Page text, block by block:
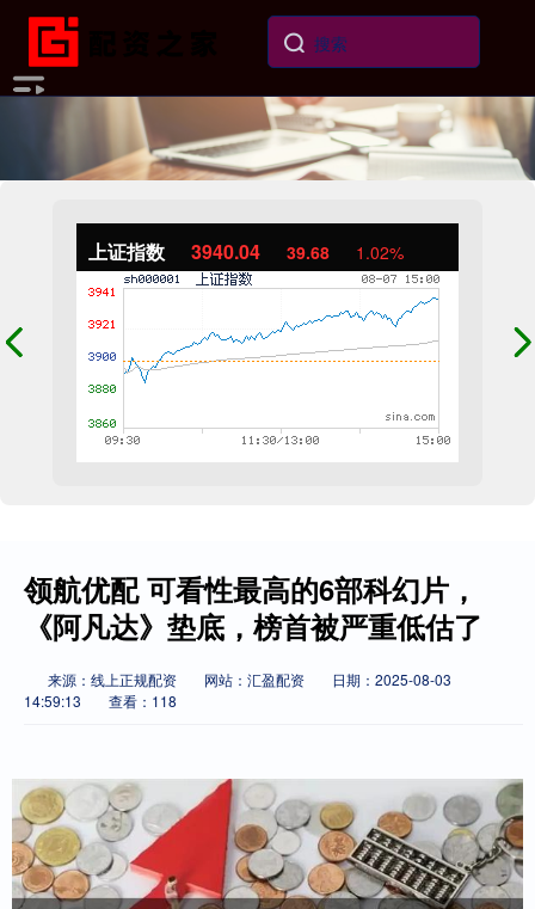
上证指数 3940.04 39.68 1.02%
领航优配 可看性最高的6部科幻片，
《阿凡达》垫底，榜首被严重低估了
来源：线上正规配资 网站：汇盈配资
日期：2025-08-03
14:59:13
查看：118